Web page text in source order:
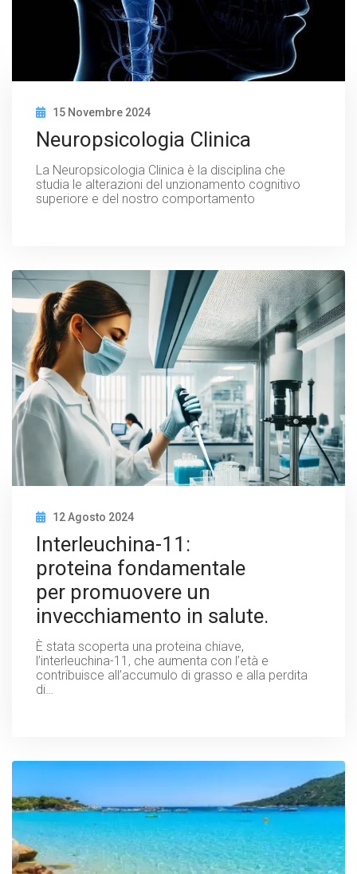
15 Novembre 2024
Neuropsicologia Clinica
La Neuropsicologia Clinica è la disciplina che
studia le alterazioni del unzionamento cognitivo
superiore e del nostro comportamento
12 Agosto 2024
Interleuchina-11:
proteina fondamentale
per promuovere un
invecchiamento in salute.​
È stata scoperta una proteina chiave,
l’interleuchina-11, che aumenta con l’età e
contribuisce all’accumulo di grasso e alla perdita
di…